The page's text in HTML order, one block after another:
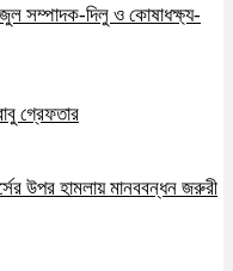
সম্পাদক-দিলু ও কোষাধক্ষ্য-
গ্রেফতার
উপর হামলায় মানববন্ধন জরুরী